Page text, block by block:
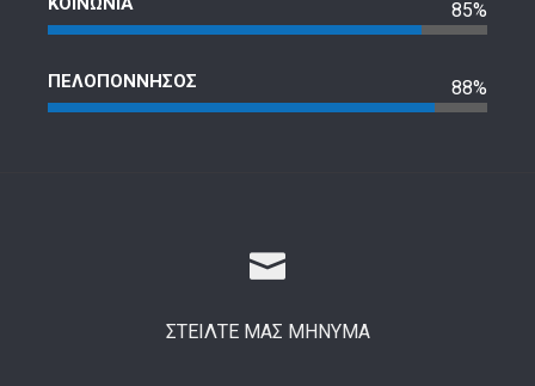
85%
ΠΕΛΟΠΟΝΝΗΣΟΣ 88%
ΣΤΕΙΛΤΕ ΜΑΣ ΜΗΝΥΜΑ